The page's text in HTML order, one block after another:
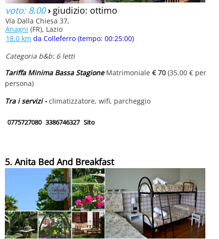
voto: 8.00› giudizio: ottimo
Via Dalla Chiesa 37,
Anagni (FR), Lazio
18.0 km da Colleferro (tempo: 00:25:00)
Categoria b&b: 6 letti
Tariffa Minima Bassa StagioneMatrimoniale € 70 (35.00 € per
persona)
Tra i servizi -climatizzatore, wifi, parcheggio
0775727080 3386746327 Sito
5. Anita Bed And Breakfast